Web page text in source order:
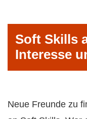
Soft Skills
Interesse
Neue Freunde zu